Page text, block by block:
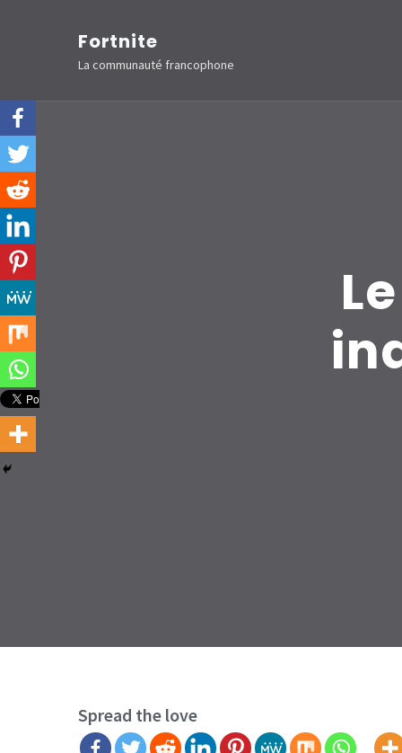
(Pressez
Entrée)
Fortnite
La communauté francophone
Spread the love